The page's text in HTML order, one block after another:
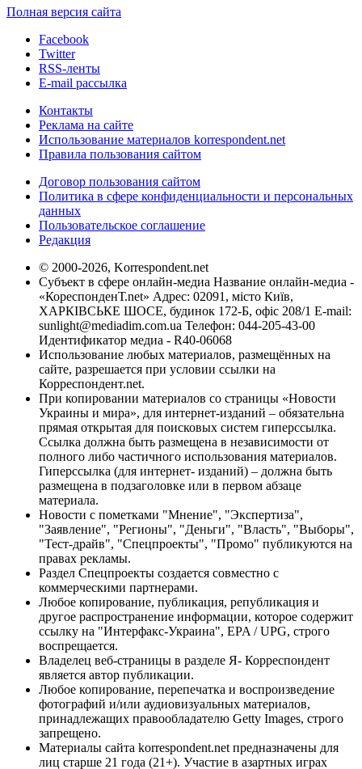
Полная версия сайта
Facebook
Twitter
RSS-ленты
E-mail рассылка
Контакты
Реклама на сайте
Использование материалов korrespondent.net
Правила пользования сайтом
Договор пользования сайтом
Политика в сфере конфиденциальности и персональных
данных
Пользовательское соглашение
Редакция
© 2000-2026, Korrespondent.net
Субъект в сфере онлайн-медиа Название онлайн-медиа -
«КореспонденТ.net» Адрес: 02091, місто Київ,
ХАРКІВСЬКЕ ШОСЕ, будинок 172-Б, офіс 208/1 E-mail:
sunlight@mediadim.com.ua Телефон: 044-205-43-00
Идентификатор медиа - R40-06068
Использование любых материалов, размещённых на
сайте, разрешается при условии ссылки на
Корреспондент.net.
При копировании материалов со страницы «Новости
Украины и мира», для интернет-изданий – обязательна
прямая открытая для поисковых систем гиперссылка.
Ссылка должна быть размещена в независимости от
полного либо частичного использования материалов.
Гиперссылка (для интернет- изданий) – должна быть
размещена в подзаголовке или в первом абзаце
материала.
Новости с пометками "Мнение", "Экспертиза",
"Заявление", "Регионы", "Деньги", "Власть", "Выборы",
"Тест-драйв", "Спецпроекты", "Промо" публикуются на
правах рекламы.
Раздел Спецпроекты создается совместно с
коммерческими партнерами.
Любое копирование, публикация, републикация и
другое распространение информации, которое содержит
ссылку на "Интерфакс-Украина", EPA / UPG, строго
воспрещается.
Владелец веб-страницы в разделе Я- Корреспондент
является автор публикации.
Любое копирование, перепечатка и воспроизведение
фотографий и/или аудиовизуальных материалов,
принадлежащих правообладателю Getty Images, строго
запрещено.
Материалы сайта korrespondent.net предназначены для
лиц старше 21 года (21+). Участие в азартных играх